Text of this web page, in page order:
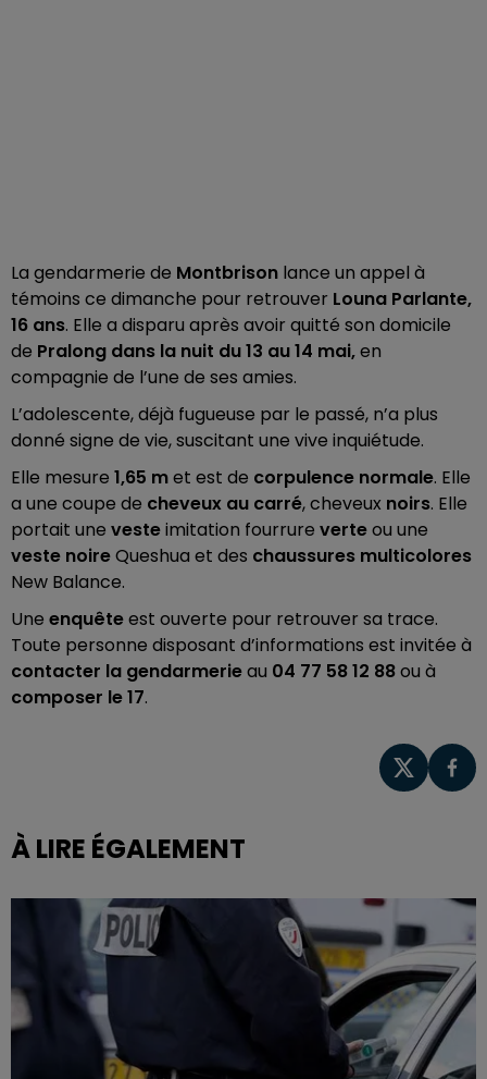
La gendarmerie de Montbrison lance un appel à
témoins ce dimanche pour retrouver Louna Parlante,
16 ans. Elle a disparu après avoir quitté son domicile
de Pralong dans la nuit du 13 au 14 mai,en
compagnie de l’une de ses amies.
L’adolescente, déjà fugueuse par le passé, n’a plus
donné signe de vie, suscitant une vive inquiétude.
Elle mesure 1,65 met est de corpulence normale. Elle
a une coupe de cheveux au carré, cheveux noirs. Elle
portait une vesteimitation fourrure verteou une
veste noireQueshua et des chaussures multicolores
New Balance.
Une enquêteest ouverte pour retrouver sa trace.
Toute personne disposant d’informations est invitée à
contacter la gendarmerieau 04 77 58 12 88ou à
composer le 17.
À LIRE ÉGALEMENT